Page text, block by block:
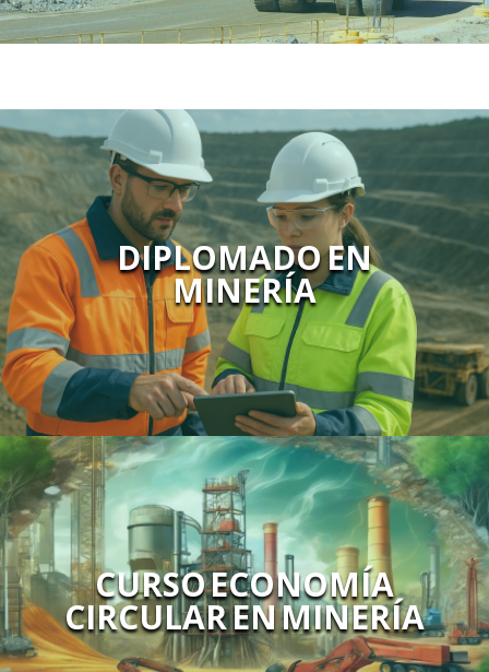
DIPLOMADO EN
MINERÍA
CURSO ECONOMÍA
CIRCULAR EN MINERÍA